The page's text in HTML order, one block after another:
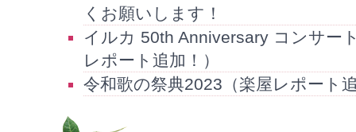
くお願いします！
イルカ 50th Anniversary コンサー
レポート追加！）
令和歌の祭典2023（楽屋レポート